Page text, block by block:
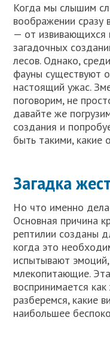
Когда мы слышим
воображении сразу
— от извивающихся
загадочных
лесов. Однако,
фауны существуют
настоящий ужас.
поговорим, не
давайте же
создания и
быть такими, какие
Загадка
Но что именно
Основная причина
рептилии созданы
когда это
испытывают
млекопитающие.
воспринимается
разберемся, какие
наибольшее